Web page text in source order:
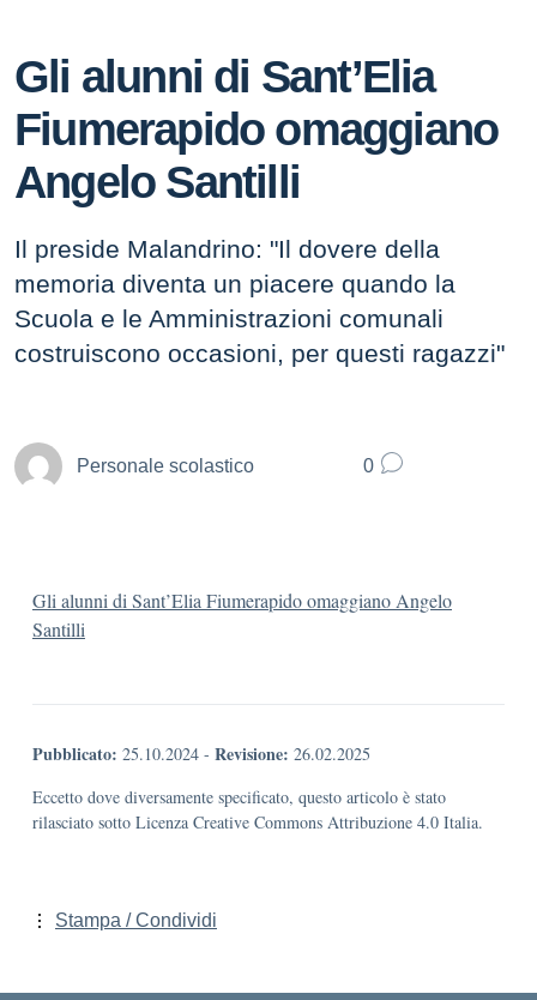
Gli alunni di Sant’Elia
Fiumerapido omaggiano
Angelo Santilli
Il preside Malandrino: "Il dovere della
memoria diventa un piacere quando la
Scuola e le Amministrazioni comunali
costruiscono occasioni, per questi ragazzi"
Personale scolastico 0
Gli alunni di Sant’Elia Fiumerapido omaggiano Angelo
Santilli
Pubblicato: 25.10.2024 - Revisione: 26.02.2025
Eccetto dove diversamente specificato, questo articolo è stato
rilasciato sotto Licenza Creative Commons Attribuzione 4.0 Italia.
Stampa / Condividi